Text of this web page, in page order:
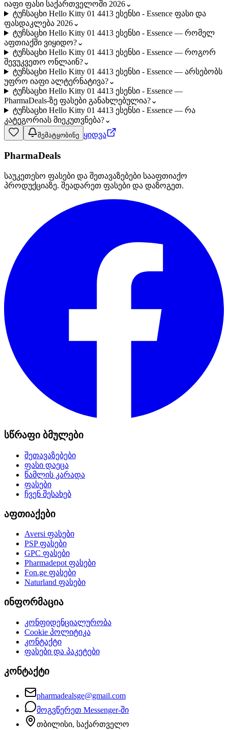
იაფი ფასი საქართველოში 2026⌄
ტუჩსაცხი Hello Kitty 01 4413 ესენსი - Essence ფასი და
ფასდაკლება 2026⌄
ტუჩსაცხი Hello Kitty 01 4413 ესენსი - Essence — რომელ
აფთიაქში ვიყიდო?⌄
ტუჩსაცხი Hello Kitty 01 4413 ესენსი - Essence — როგორ
შევუკვეთო ონლაინ?⌄
ტუჩსაცხი Hello Kitty 01 4413 ესენსი - Essence — არსებობს
უფრო იაფი ალტერნატივა?⌄
ტუჩსაცხი Hello Kitty 01 4413 ესენსი - Essence —
PharmaDeals-ზე ფასები განახლებულია?⌄
ტუჩსაცხი Hello Kitty 01 4413 ესენსი - Essence — რა
კატეგორიას მიეკუთვნება?⌄
შემატყობინე ყიდვა
PharmaDeals
საუკეთესო ფასები და შეთავაზებები სააფთიაქო
პროდუქციაზე. შეადარეთ ფასები და დაზოგეთ.
სწრაფი ბმულები
შეთავაზებები
ფასი დაეცა
წამლის კარადა
ფასები
ჩვენ შესახებ
აფთიაქები
Aversi ფასები
PSPფასები
GPC ფასები
Pharmadepotფასები
Fon.ge ფასები
Naturland ფასები
ინფორმაცია
კონფიდენციალურობა
Cookie პოლიტიკა
კონტაქტი
ფასები და პაკეტები
კონტაქტი
pharmadealsge@gmail.com
მოგვწერეთ Messenger-ში
თბილისი, საქართველო